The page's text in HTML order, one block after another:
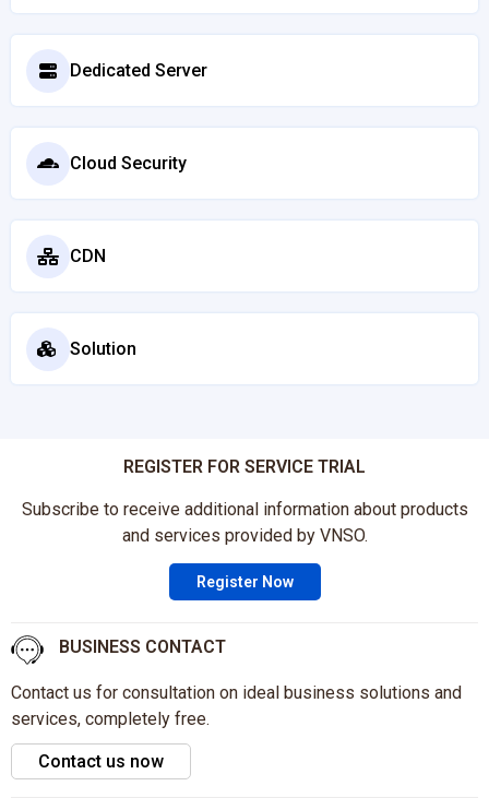
Dedicated Server
Cloud Security
CDN
Solution
REGISTER FOR SERVICE TRIAL
Subscribe to receive additional information about products
and services provided by VNSO.
Register Now
BUSINESS CONTACT
Contact us for consultation on ideal business solutions and
services, completely free.
Contact us now